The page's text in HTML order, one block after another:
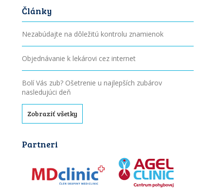
Články
Nezabúdajte na dôležitú kontrolu znamienok
Objednávanie k lekárovi cez internet
Bolí Vás zub? Ošetrenie u najlepších zubárov
nasledujúci deň
Zobraziť všetky
Partneri